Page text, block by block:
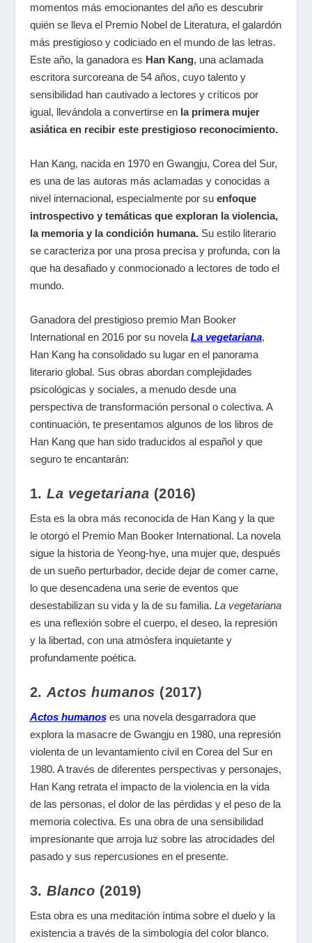
momentos más emocionantes del año es descubrir
quién se lleva el Premio Nobel de Literatura, el galardón
más prestigioso y codiciado en el mundo de las letras.
Este año, la ganadora es Han Kang, una aclamada
escritora surcoreana de 54 años, cuyo talento y
sensibilidad han cautivado a lectores y críticos por
igual, llevándola a convertirse enla primera mujer
asiática en recibir este prestigioso reconocimiento.
Han Kang, nacida en 1970 en Gwangju, Corea del Sur,
es una de las autoras más aclamadas y conocidas a
nivel internacional, especialmente por su enfoque
introspectivo y temáticas que exploran la violencia,
la memoria y la condición humana.Su estilo literario
se caracteriza por una prosa precisa y profunda, con la
que ha desafiado y conmocionado a lectores de todo el
mundo.
Ganadora del prestigioso premio Man Booker
International en 2016 por su novela La vegetariana,
Han Kang ha consolidado su lugar en el panorama
literario global. Sus obras abordan complejidades
psicológicas y sociales, a menudo desde una
perspectiva de transformación personal o colectiva. A
continuación, te presentamos algunos de los libros de
Han Kang que han sido traducidos al español y que
seguro te encantarán:
1.La vegetariana (2016)
Esta es la obra más reconocida de Han Kang y la que
le otorgó el Premio Man Booker International. La novela
sigue la historia de Yeong-hye, una mujer que, después
de un sueño perturbador, decide dejar de comer carne,
lo que desencadena una serie de eventos que
desestabilizan su vida y la de su familia. La vegetariana
es una reflexión sobre el cuerpo, el deseo, la represión
y la libertad, con una atmósfera inquietante y
profundamente poética.
2.Actos humanos (2017)
Actos humanoses una novela desgarradora que
explora la masacre de Gwangju en 1980, una represión
violenta de un levantamiento civil en Corea del Sur en
1980. A través de diferentes perspectivas y personajes,
Han Kang retrata el impacto de la violencia en la vida
de las personas, el dolor de las pérdidas y el peso de la
memoria colectiva. Es una obra de una sensibilidad
impresionante que arroja luz sobre las atrocidades del
pasado y sus repercusiones en el presente.
3.Blanco (2019)
Esta obra es una meditación íntima sobre el duelo y la
existencia a través de la simbología del color blanco.